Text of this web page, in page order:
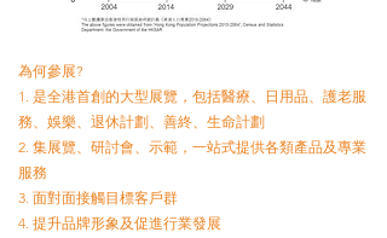
為何參展?
1. 是全港首創的大型展覽，包括醫療、日用品、護老服
務、娛樂、退休計劃、善終、生命計劃
2. 集展覽、研討會、示範，一站式提供各類產品及專業
服務
3. 面對面接觸目標客戶群
4. 提升品牌形象及促進行業發展